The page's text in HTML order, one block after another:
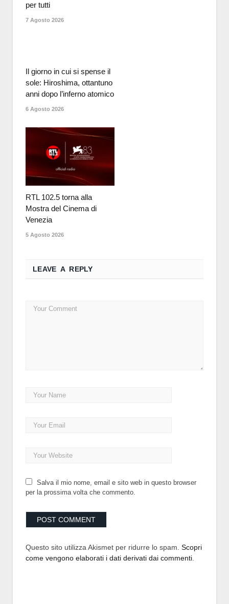
per tutti
7 Agosto 2026
Il giorno in cui si spense il
sole: Hiroshima, ottantuno
anni dopo l’inferno atomico
6 Agosto 2026
RTL 102.5 torna alla
Mostra del Cinema di
Venezia
5 Agosto 2026
LEAVE A REPLY
Salva il mio nome, email e sito web in questo browser
per la prossima volta che commento.
Questo sito utilizza Akismet per ridurre lo spam. Scopri
come vengono elaborati i dati derivati dai commenti